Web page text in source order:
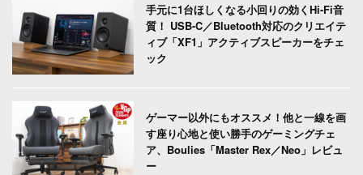
手元に1台ほしくなる小回りの効くHi-Fi音
質！ USB-C／Bluetooth対応のクリエイテ
ィブ「XF1」アクティブスピーカーをチェ
ック
ゲーマー以外にもオススメ！他と一線を画
す座り心地と使い勝手のゲーミングチェ
ア、Boulies「Master Rex／Neo」レビュ
ー